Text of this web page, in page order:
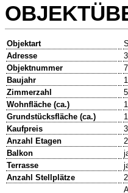
Objektart
Adresse
Objektnummer
Baujahr
Zimmerzahl
5
Wohnfläche (ca.)
Grundstücksfläche (ca.)
Kaufpreis
Anzahl Etagen
2
Balkon
Terrasse
Anzahl Stellplätze
2